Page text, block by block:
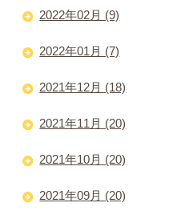
2022年02月 (9)
2022年01月 (7)
2021年12月 (18)
2021年11月 (20)
2021年10月 (20)
2021年09月 (20)